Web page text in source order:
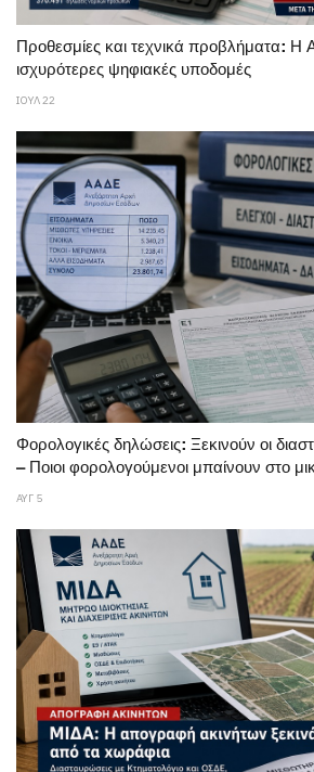
Προθεσμίες και τεχνικά προβλήματα: Η
ισχυρότερες ψηφιακές υποδομές
ΙΟΥΛ 22
Φορολογικές δηλώσεις: Ξεκινούν οι
– Ποιοι φορολογούμενοι μπαίνουν στο
ΑΥΓ 5